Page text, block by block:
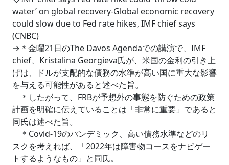
water’ on global recovery-Global economic recovery
could slow due to Fed rate hikes, IMF chief says
(CNBC)
→＊金曜21日のThe Davos Agendaでの講演で、IMF
chief、Kristalina Georgieva氏が、米国の金利の引き上
げは、ドルが支配的な債務の水準が高い国に重大な影響
を与える可能性があると述べた旨。
＊したがって、FRBが予想外の事態を防ぐための政策
計画を明確に伝えていることは「非常に重要」であると
同氏は述べた旨。
＊Covid-19のパンデミック、高い債務水準などのリ
スクを考えれば、「2022年は障害物コースをナビゲー
トするようなもの」と同氏。